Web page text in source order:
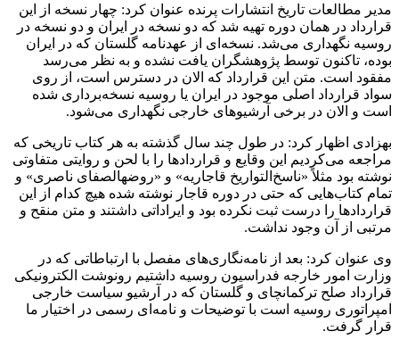
مدیر مطالعات تاریخ انتشارات پرنده عنوان کرد: چهار نسخه از این
قرارداد در همان دوره تهیه شد که دو نسخه در ایران و دو نسخه در
روسیه نگهداری می‌شد. نسخه‌ای از عهدنامه‌ گلستان که در ایران
بوده، تاکنون توسط پژوهشگران یافت نشده و به نظر می‌رسد
مفقود است. متن این قرارداد که الان در دسترس است، از روی
سواد قرارداد اصلی موجود در ایران یا روسیه نسخه‌برداری شده
است و الان در برخی آرشیوهای خارجی نگهداری می‌شود.
بهزادی اظهار کرد: در طول چند سال گذشته به هر کتاب تاریخی که
مراجعه می‌کردیم این وقایع و قراردادها را با لحن و روایتی متفاوتی
نوشته بود مثلاً «ناسخ‌التواریخ قاجاریه» و «روضهالصفای ناصری» و
تمام کتاب‌هایی که حتی در دوره قاجار نوشته شده هیچ کدام از این
قراردادها را درست ثبت نکرده بود و ایراداتی داشتند و متن منقح و
مرتبی از آن وجود نداشت.
وی عنوان کرد: بعد از نامه‌نگاری‌های مفصل با ارتباطاتی که در
وزارت امور خارجه فدراسیون روسیه داشتیم رونوشت الکترونیکی
قرارداد صلح ترکمانچای و گلستان که در آرشیو سیاست خارجی
امپراتوری روسیه است با توضیحات و نامه‌ای رسمی در اختیار ما
قرار گرفت.